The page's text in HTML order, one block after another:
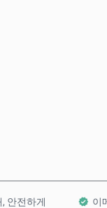
안전하게 이